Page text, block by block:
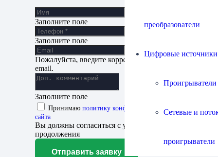
преобразователи
Цифровые источники
Сетевые и
проигрыватели
Заполните поле
Заполните поле
Пожалуйста, введите корректный адрес
email.
Заполните поле
Принимаю политику конфиденциальности
сайта
Вы должны согласиться с условиями для
продолжения
Отправить заявку